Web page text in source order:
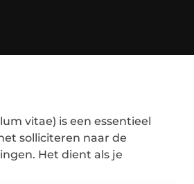
vitae) is een essentieel
solliciteren naar de
Het dient als je